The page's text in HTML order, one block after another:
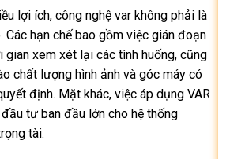
lợi ích, công nghệ var không phải là
Các hạn chế bao gồm việc gián đoạn
xem xét lại các tình huống, cũng
chất lượng hình ảnh và góc máy có
định. Mặt khác, việc áp dụng VAR
tư ban đầu lớn cho hệ thống
tài.